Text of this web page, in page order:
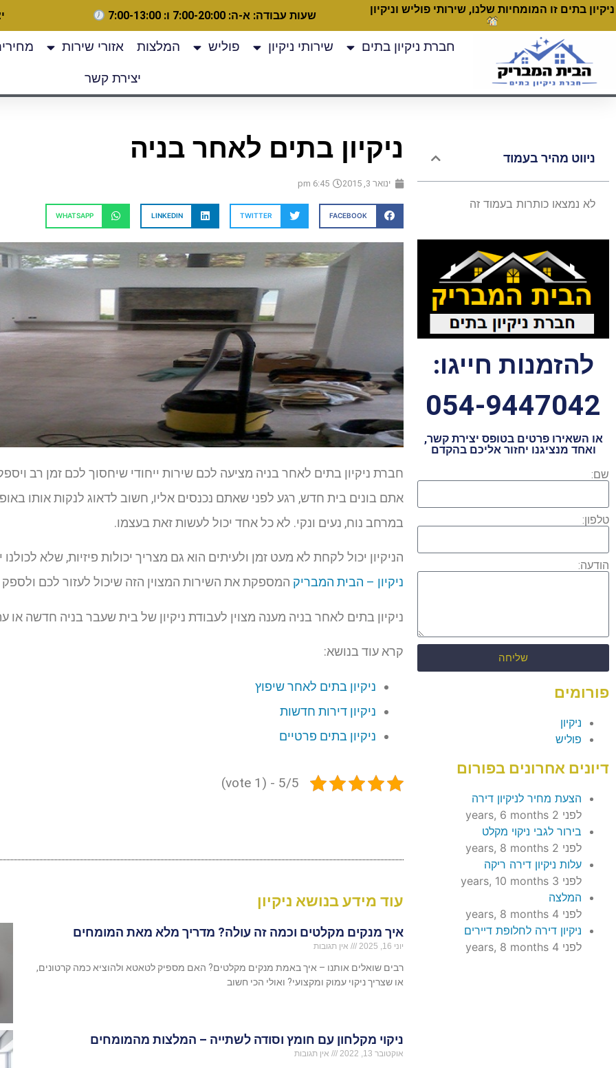
ניקיון בתים זו המומחיות שלנו, שירותי פוליש וניקיון שעות עבודה: א-ה: 7:00-20:00 ו: 7:00-13:00
חברת ניקיון בתים שירותי ניקיון פוליש המלצות אזורי שירות
יצירת קשר
ניווט מהיר בעמוד
לא נמצאו כותרות בעמוד זה
להזמנות חייגו:
054-9447042
או השאירו פרטים בטופס יצירת קשר,
ואחד מנציגנו יחזור אליכם בהקדם
שם:
טלפון:
הודעה:
שליחה
פורומים
ניקיון
פוליש
דיונים אחרונים בפורום
הצעת מחיר לניקיון דירה
לפני 2 years, 6 months
בירור לגבי ניקוי מקלט
לפני 2 years, 8 months
עלות ניקיון דירה ריקה
לפני 3 years, 10 months
המלצה
לפני 4 years, 8 months
ניקיון דירה לחלופת דיירים
לפני 4 years, 8 months
ניקיון בתים לאחר בניה
ינואר 3, 2015 6:45 pm
FACEBOOK
TWITTER
LINKEDIN
WHATSAPP
חברת ניקיון בתים לאחר בניה מציעה לכם שירות ייחודי שיחסוך לכם זמן רב
אתם בונים בית חדש, רגע לפני שאתם נכנסים אליו, חשוב לדאוג לנקות אותו
במרחב נוח, נעים ונקי. לא כל אחד יכול לעשות זאת בעצמו.
הניקיון יכול לקחת לא מעט זמן ולעיתים הוא גם מצריך יכולות פיזיות, שלא
ניקיון – הבית המבריק המספקת את השירות המצוין הזה שיכול לעזור לכם
ניקיון בתים לאחר בניה מענה מצוין לעבודת ניקיון של בית שעבר בניה חדשה או
קרא עוד בנושא:
ניקיון בתים לאחר שיפוץ
ניקיון דירות חדשות
ניקיון בתים פרטיים
5/5 - (1 vote)
עוד מידע בנושא ניקיון
איך מנקים מקלטים וכמה זה עולה? מדריך מלא מאת המומחים
יוני 16, 2025 אין תגובות
רבים שואלים אותנו – איך באמת מנקים מקלטים? האם מספיק לטאטא ולהוציא כמה קרטונים,
או שצריך ניקוי עמוק ומקצועי? ואולי הכי חשוב
ניקוי מקלחון עם חומץ וסודה לשתייה – המלצות מהמומחים
אוקטובר 13, 2022 אין תגובות